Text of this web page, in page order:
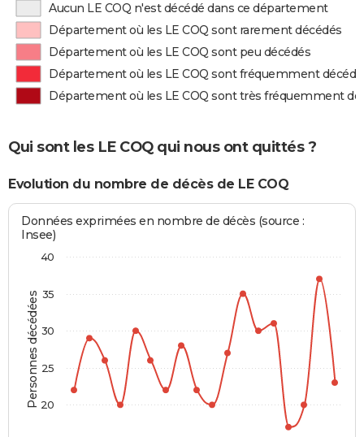
Aucun LE COQ n'est décédé dans ce département
Département où les LE COQ sont rarement décédés
Département où les LE COQ sont peu décédés
Département où les LE COQ sont fréquemment
Département où les LE COQ sont très fréquemment
Qui sont les LE COQ qui nous ont quittés ?
Evolution du nombre de décès de LE COQ
Personnes décédées
Données exprimées en nombre de décès (source :
Insee)
20
25
30
35
40